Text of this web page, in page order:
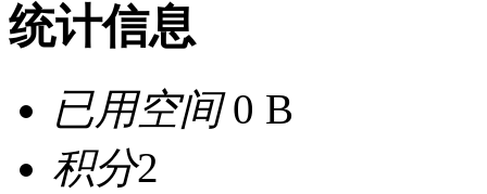
统计信息
已用空间0 B
积分2